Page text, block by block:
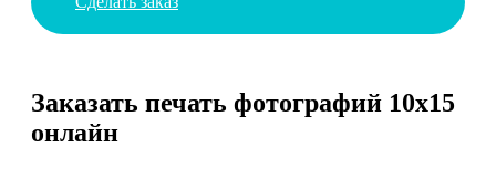
Заказать печать фотографий 10х15
онлайн